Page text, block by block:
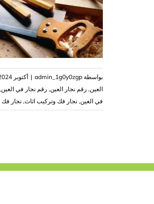
بواسطة admin_1g0y0zgp
| أكتوبر 25th, 2024
العين, رقم نجار العين, رقم نجار في العين,
في العين, نجار فك وتركيب اثاث, نجار فك